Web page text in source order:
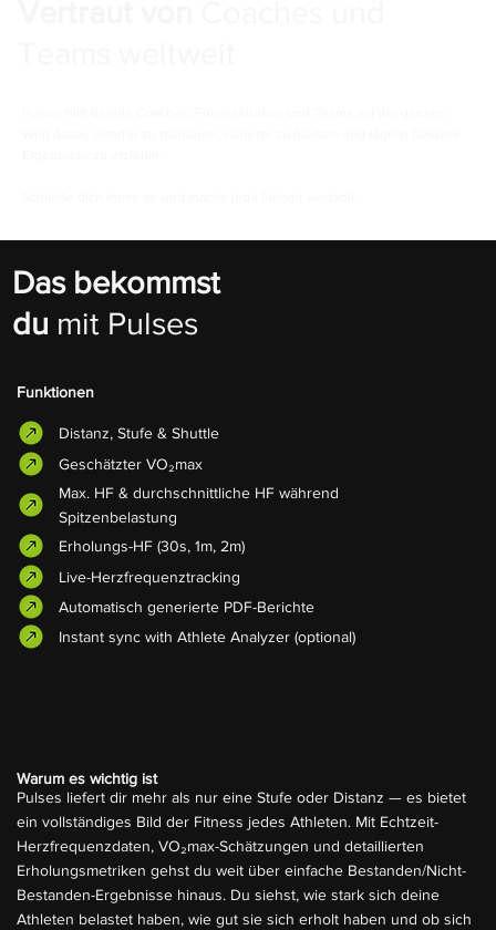
Das bekommst
du mit Pulses
Funktionen
Distanz, Stufe & Shuttle
Geschätzter VO₂max
Max. HF & durchschnittliche HF während
Spitzenbelastung
Erholungs-HF (30s, 1m, 2m)
Live-Herzfrequenztracking
Automatisch generierte PDF-Berichte
Instant sync with Athlete Analyzer (optional)
Warum es wichtig ist
Pulses liefert dir mehr als nur eine Stufe oder Distanz — es bietet
ein vollständiges Bild der Fitness jedes Athleten. Mit Echtzeit-
Herzfrequenzdaten, VO₂max-Schätzungen und detaillierten
Erholungsmetriken gehst du weit über einfache Bestanden/Nicht-
Bestanden-Ergebnisse hinaus. Du siehst, wie stark sich deine
Athleten belastet haben, wie gut sie sich erholt haben und ob sich